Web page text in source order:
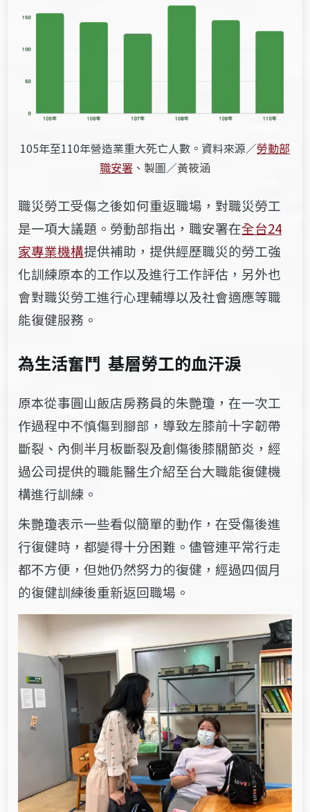
105年至110年營造業重大死亡人數。資料來源／勞動部
職安署 、製圖／黃筱涵
職災勞工受傷之後如何重返職場，對職災勞工
是一項大議題。勞動部指出，職安署在全台24
家專業機構提供補助，提供經歷職災的勞工強
化訓練原本的工作以及進行工作評估，另外也
會對職災勞工進行心理輔導以及社會適應等職
能復健服務。
為生活奮鬥 基層勞工的血汗淚
原本從事圓山飯店房務員的朱艷瓊 ，在一次工
作過程中不慎傷到腳部，導致左膝前十字韌帶
斷裂、內側半月板斷裂及創傷後膝關節炎，經
過公司提供的職能醫生介紹至台大職能復健機
構進行訓練。
朱艷瓊表示一些看似簡單的動作，在受傷後進
行復健時，都變得十分困難。儘管連平常行走
都不方便，但她仍然努力的復健，經過四個月
的復健訓練後重新返回職場。